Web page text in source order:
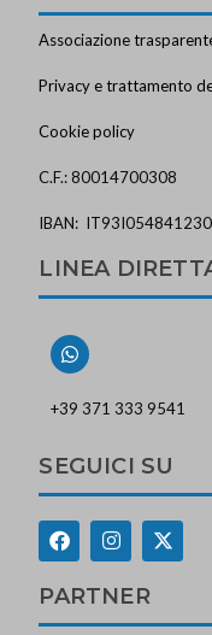
Associazione
Privacy e trattamento
Cookie policy
C.F.: 80014700308
IBAN:
LINEA
+39 371 333 9541
SEGUICI SU
PARTNER